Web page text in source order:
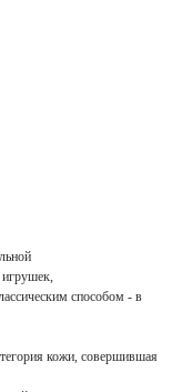
способом - в
кожи, совершившая